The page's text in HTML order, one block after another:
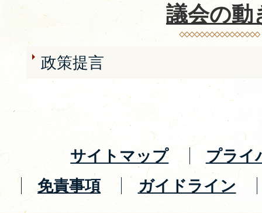
議会の動
政策提言
サイトマップ
プライ
免責事項
ガイドライン